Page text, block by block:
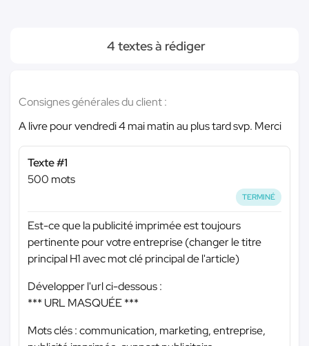
4 textes à rédiger
Consignes générales du client :
A livre pour vendredi 4 mai matin au plus tard svp. Merci
Texte #1
500 mots
TERMINÉ
Est-ce que la publicité imprimée est toujours
pertinente pour votre entreprise (changer le titre
principal H1 avec mot clé principal de l'article)
Développer l'url ci-dessous :
*** URL MASQUÉE ***
Mots clés : communication, marketing, entreprise,